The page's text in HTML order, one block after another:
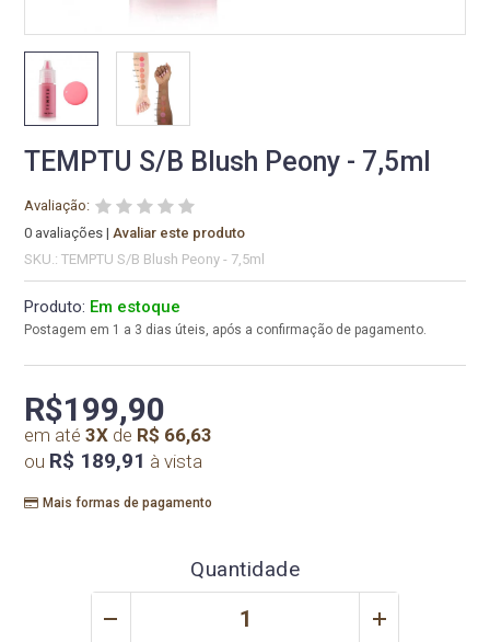
TEMPTU S/B Blush Peony - 7,5ml
Avaliação:
0 avaliações | Avaliar este produto
SKU.: TEMPTU S/B Blush Peony - 7,5ml
Produto: Em estoque
Postagem em 1 a 3 dias úteis, após a confirmação de pagamento.
R$199,90
em até3X de R$ 66,63
ou R$ 189,91 à vista
Mais formas de pagamento
Quantidade